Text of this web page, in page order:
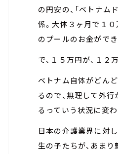
の円安の、「ベトナム
係。大体３ヶ月で１
のプールのお金ができ
で、１５万円が、１２
ベトナム自体がどん
るので、無理して外行
るっていう状況に変
日本の介護業界に対
生の子たちが、あま